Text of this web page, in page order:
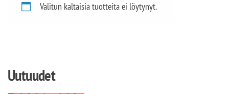
Valitun kaltaisia tuotteita ei löytynyt.
Uutuudet